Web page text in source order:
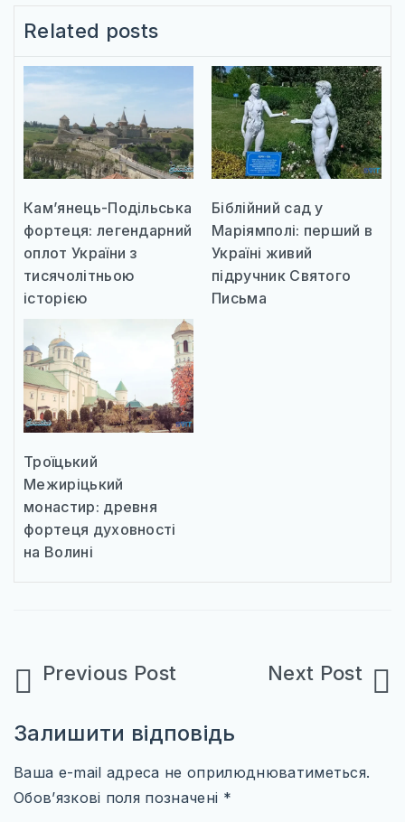
Related posts
Кам’янець-Подільська
фортеця: легендарний
оплот України з
тисячолітньою
історією
Біблійний сад у
Маріямполі: перший в
Україні живий
підручник Святого
Письма
Троїцький
Межиріцький
монастир: древня
фортеця духовності
на Волині
Навігація
записів
Залишити відповідь
Ваша e-mail адреса не оприлюднюватиметься.
Обов’язкові поля позначені *